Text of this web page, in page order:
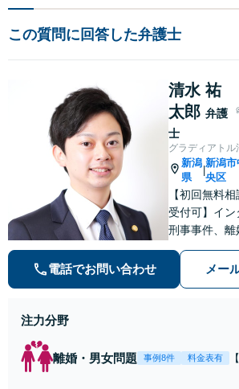
この質問に回答した弁護士
清水 祐
太郎 弁護
士
グラディアトル
新潟
県
|
新潟市
央区
【初回無料
受付可】イン
刑事事件、離
潟で弁護士業
熱を胸に、
き合います。
電話でお問い合わせ メー
注力分野
離婚・男女問題 事例8件 料金表有